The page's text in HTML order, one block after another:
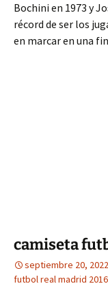
Bochini en 1973 y
récord de ser los
en marcar en una
camiseta
septiembre 20, 2022
futbol real madrid 2016